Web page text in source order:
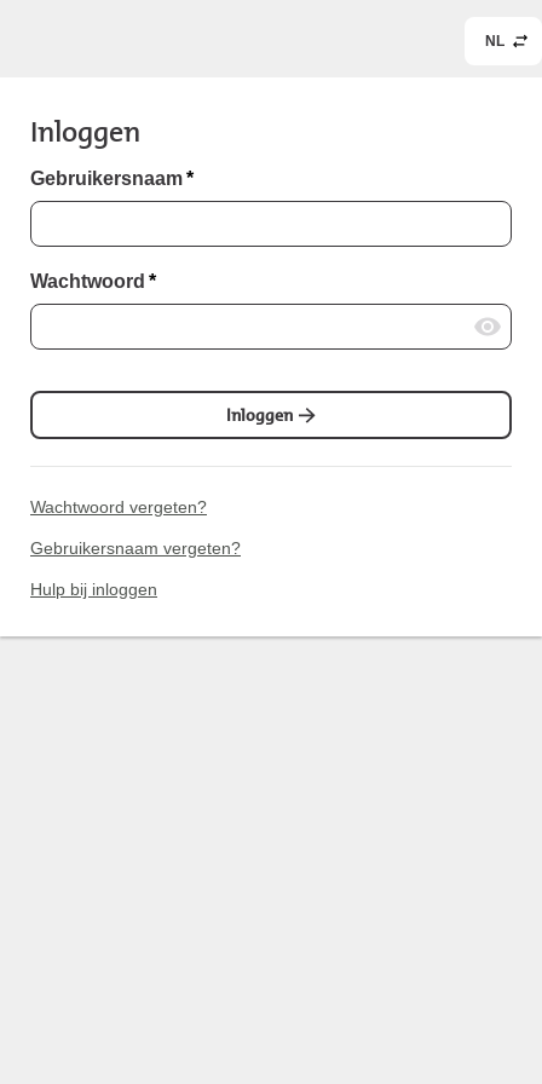
NL
Inloggen
Gebruikersnaam*
Wachtwoord *
Inloggen
Wachtwoord vergeten?
Gebruikersnaam vergeten?
Hulp bij inloggen